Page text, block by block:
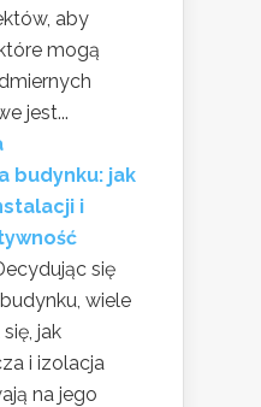
aby
mogą
jest...
budynku: jak
i
się
wiele
jak
i izolacja
na jego